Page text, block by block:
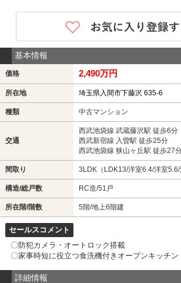
基本情報
価格 2,490万円
所在地 埼玉県入間市下藤沢 635-6
種類 中古マンション
交通
西武池袋線 武蔵藤沢駅 徒歩6分
西武新宿線 入曽駅 徒歩25分
西武池袋線 狭山ヶ丘駅 徒歩27
間取り 3LDK（LDK13/洋室6.4/洋室5.6/
構造/総戸数 RC造/51戸
所在階/階数 5階/地上6階建
セールスコメント
〇防犯カメラ・オートロック搭載
〇家事時短に役立つ食洗機付きオープンキッチン
詳細情報